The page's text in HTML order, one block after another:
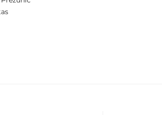
uma experiência única a cada prato.